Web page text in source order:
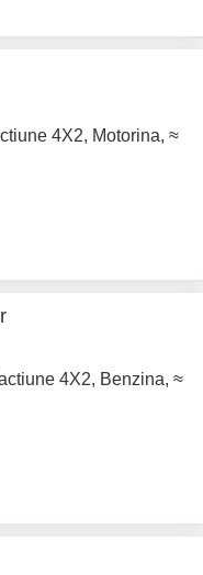
4X2, Motorina, ≈
4X2, Benzina, ≈